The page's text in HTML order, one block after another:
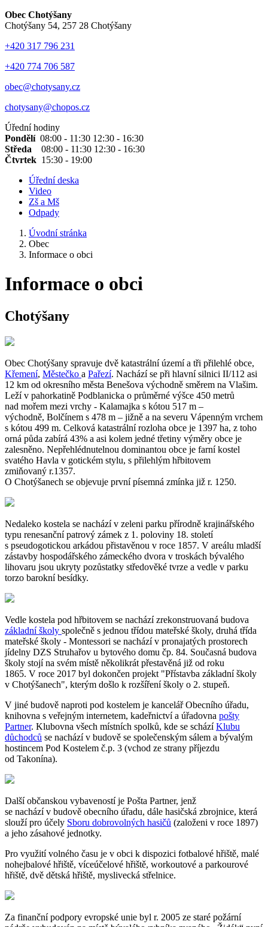
Obec Chotýšany
Chotýšany 54, 257 28 Chotýšany
+420 317 796 231
+420 774 706 587
obec@chotysany.cz
chotysany@chopos.cz
Úřední hodiny
Pondělí 08:00 - 11:30 12:30 - 16:30
Středa 08:00 - 11:30 12:30 - 16:30
Čtvrtek 15:30 - 19:00
Úřední deska
Video
Zš a Mš
Odpady
Úvodní stránka
Obec
Informace o obci
Informace o obci
Chotýšany
Obec Chotýšany spravuje dvě katastrální území a tři přilehlé obce,
Křemení, Městečko a Pařezí. Nachází se při hlavní silnici II/112 asi
12 km od okresního města Benešova východně směrem na Vlašim.
Leží v pahorkatině Podblanicka o průměrné výšce 450 metrů
nad mořem mezi vrchy - Kalamajka s kótou 517 m –
východně, Bolčínem s 478 m – jižně a na severu Vápenným vrchem
s kótou 499 m. Celková katastrální rozloha obce je 1397 ha, z toho
orná půda zabírá 43% a asi kolem jedné třetiny výměry obce je
zalesněno. Nepřehlédnutelnou dominantou obce je farní kostel
svatého Havla v gotickém stylu, s přilehlým hřbitovem
zmiňovaný r.1357.
O Chotýšanech se objevuje první písemná zmínka již r. 1250.
Nedaleko kostela se nachází v zeleni parku přírodně krajinářského
typu renesanční patrový zámek z 1. poloviny 18. století
s pseudogotickou arkádou přistavěnou v roce 1857. V areálu mladší
zástavby hospodářského zámeckého dvora v troskách bývalého
lihovaru jsou ukryty pozůstatky středověké tvrze a vedle v parku
torzo barokní besídky.
Vedle kostela pod hřbitovem se nachází zrekonstruovaná budova
základní školy společně s jednou třídou mateřské školy, druhá třída
mateřské školy - Montessori se nachází v pronajatých prostorech
jídelny DZS Struhařov u bytového domu čp. 84. Současná budova
školy stojí na svém místě několikrát přestavěná již od roku
1865. V roce 2017 byl dokončen projekt "Přístavba základní školy
v Chotýšanech", kterým došlo k rozšíření školy o 2. stupeň.
V jiné budově naproti pod kostelem je kancelář Obecního úřadu,
knihovna s veřejným internetem, kadeřnictví a úřadovna pošty
Partner. Klubovna všech místních spolků, kde se scházíKlubu
důchodců se nachází v budově se společenským sálem a bývalým
hostincem Pod Kostelem č.p. 3 (vchod ze strany příjezdu
od Takonína).
Další občanskou vybaveností je Pošta Partner, jenž
se nachází v budově obecního úřadu, dále hasičská zbrojnice, která
slouží pro účely Sboru dobrovolných hasičů (založeni v roce 1897)
a jeho zásahové jednotky.
Pro využití volného času je v obci k dispozici fotbalové hřiště, malé
nohejbalové hřiště, víceúčelové hřiště, workoutové a parkourové
hřiště, dvě dětská hřiště, myslivecká střelnice.
Za finanční podpory evropské unie byl r. 2005 ze staré požární